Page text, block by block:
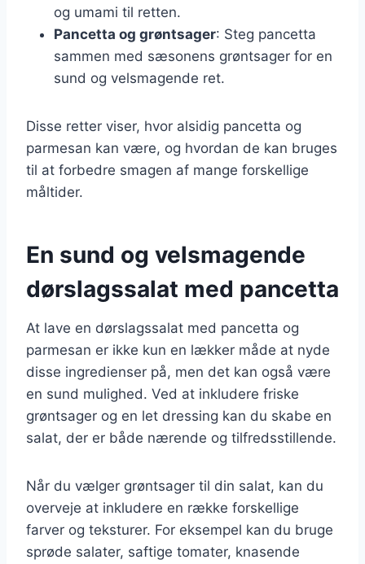
og umami til retten.
Pancetta og grøntsager: Steg pancetta
sammen med sæsonens grøntsager for en
sund og velsmagende ret.
Disse retter viser, hvor alsidig pancetta og
parmesan kan være, og hvordan de kan bruges
til at forbedre smagen af mange forskellige
måltider.
En sund og velsmagende
dørslagssalat med pancetta
At lave en dørslagssalat med pancetta og
parmesan er ikke kun en lækker måde at nyde
disse ingredienser på, men det kan også være
en sund mulighed. Ved at inkludere friske
grøntsager og en let dressing kan du skabe en
salat, der er både nærende og tilfredsstillende.
Når du vælger grøntsager til din salat, kan du
overveje at inkludere en række forskellige
farver og teksturer. For eksempel kan du bruge
sprøde salater, saftige tomater, knasende